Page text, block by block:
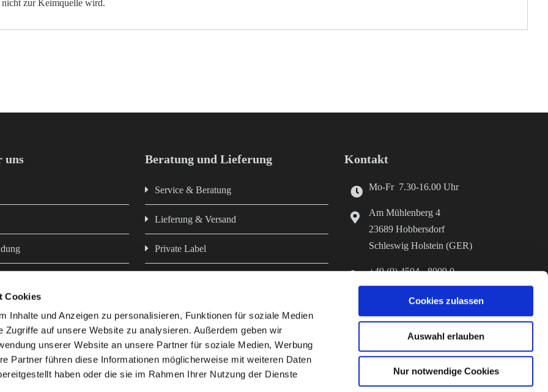
Cookies
Inhalte und Anzeigen zu personalisieren, Funktionen für soziale Medien
Zugriffe auf unsere Website zu analysieren. Außerdem geben wir
unserer Website an unsere Partner für soziale Medien, Werbung
Partner führen diese Informationen möglicherweise mit weiteren Daten
haben oder die sie im Rahmen Ihrer Nutzung der Dienste
Cookies zulassen
Auswahl erlauben
Nur notwendige Cookies
nicht zur Keimquelle wird.
uns Beratung und Lieferung
Service & Beratung
Lieferung & Versand
Private Label
Kontakt
Mo-Fr 7.30-16.00 Uhr
Am Mühlenberg 4
23689 Hobbersdorf
Schleswig Holstein (GER)
+49 (0) 4504 - 8009 0
+49 (0) 4504 - 8009 70
info@diefutterkammer.de
www.stroeh-hobbersdorf.de